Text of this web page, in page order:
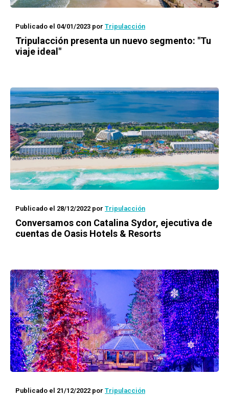
Publicado el 04/01/2023 por Tripulacción
Tripulacción presenta un nuevo segmento: "Tu
viaje ideal"
Publicado el 28/12/2022 por Tripulacción
Conversamos con Catalina Sydor, ejecutiva de
cuentas de Oasis Hotels & Resorts
Publicado el 21/12/2022 por Tripulacción